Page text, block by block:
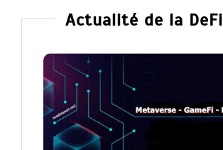
Actualité de la DeFi